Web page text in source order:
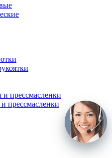
прессмасленки
прессмасленки